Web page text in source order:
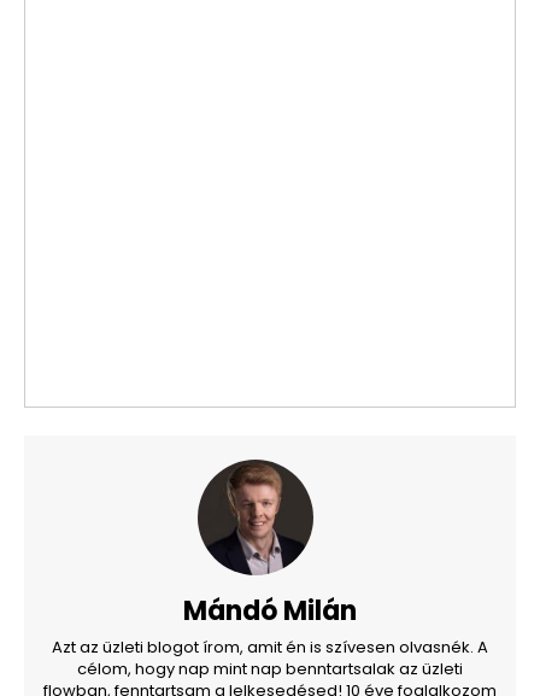
Mándó Milán
Azt az üzleti blogot írom, amit én is szívesen olvasnék. A
célom, hogy nap mint nap benntartsalak az üzleti
flowban, fenntartsam a lelkesedésed! 10 éve foglalkozom